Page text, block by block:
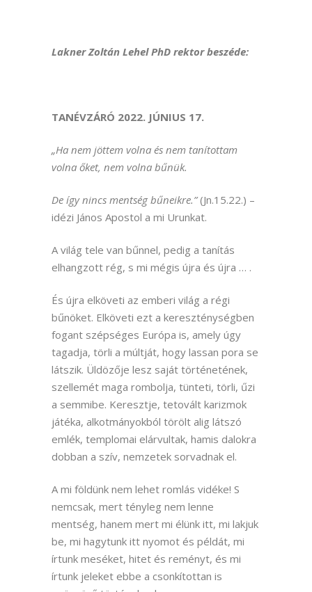
Lakner Zoltán Lehel PhD rektor beszéde:
TANÉVZÁRÓ 2022. JÚNIUS 17.
„Ha nem jöttem volna és nem tanítottam
volna őket, nem volna bűnük.
De így nincs mentség bűneikre.”(Jn.15.22.) –
idézi János Apostol a mi Urunkat.
A világ tele van bűnnel, pedig a tanítás
elhangzott rég, s mi mégis újra és újra … .
És újra elköveti az emberi világ a régi
bűnöket. Elköveti ezt a kereszténységben
fogant szépséges Európa is, amely úgy
tagadja, törli a múltját, hogy lassan pora se
látszik. Üldözője lesz saját történetének,
szellemét maga rombolja, tünteti, törli, űzi
a semmibe. Keresztje, tetovált karizmok
játéka, alkotmányokból törölt alig látszó
emlék, templomai elárvultak, hamis dalokra
dobban a szív, nemzetek sorvadnak el.
A mi földünk nem lehet romlás vidéke! S
nemcsak, mert tényleg nem lenne
mentség, hanem mert mi élünk itt, mi lakjuk
be, mi hagytunk itt nyomot és példát, mi
írtunk meséket, hitet és reményt, és mi
írtunk jeleket ebbe a csonkítottan is